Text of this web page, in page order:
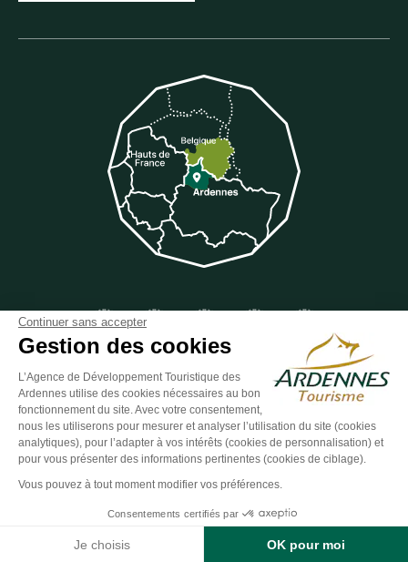
Contact
Suivez-nous sur Facebook
ESPACE GROUPES ESPACE PRESSE ESPACE PRO
Plan du site-Politique de confidentialité -Mentions légales -
Éditer mes cookies -Made with byIRIS Interactive
conditions d'utilisation de Google s'appliquent.
Continuer sans accepter
Gestion des cookies
L’Agence de Développement Touristique des
Ardennes utilise des cookies nécessaires au bon
fonctionnement du site. Avec votre consentement,
nous les utiliserons pour mesurer et analyser l’utilisation du site (cookies
analytiques), pour l’adapter à vos intérêts (cookies de personnalisation) et
pour vous présenter des informations pertinentes (cookies de ciblage).
Vous pouvez à tout moment modifier vos préférences.
Consentements certifiés par
Je choisis OK pour moi